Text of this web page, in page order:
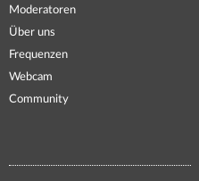
Moderatoren
Über uns
Frequenzen
Webcam
Community